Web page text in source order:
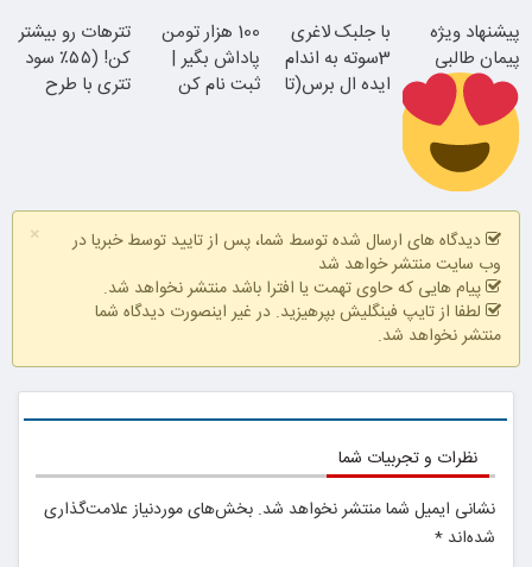
جوان شو
امشب)
پیشنهاد ویژه
پیمان طالبی
سفارش سورملینا
با تخفیف ویژه
با جلبک لاغری
3سوته به اندام
ایده ال برس(تا
100 هزار تومن
پاداش بگیر |
ثبت نام کن
تترهات رو بیشتر
کن! (۵۵٪ سود
تتری با طرح
×
دیدگاه های ارسال شده توسط شما، پس از تایید توسط خبریا در
وب سایت منتشر خواهد شد
پیام هایی که حاوی تهمت یا افترا باشد منتشر نخواهد شد.
لطفا از تایپ فینگلیش بپرهیزید. در غیر اینصورت دیدگاه شما
منتشر نخواهد شد.
نظرات و تجربیات شما
نشانی ایمیل شما منتشر نخواهد شد. بخش‌های موردنیاز علامت‌گذاری
شده‌اند *